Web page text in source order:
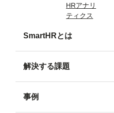
HRアナリ
ティクス
SmartHRとは
解決する課題
事例